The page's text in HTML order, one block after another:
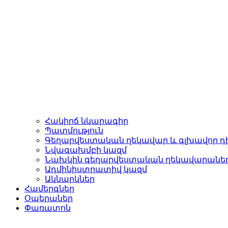
Հակիրճ նկարագիր
Պատմություն
Գեղարվեստական ղեկավար և գլխավոր
Նվագախմբի կազմ
Նախկին գեղարվեստական
Ադմինիստրատիվ կազմ
Ակնարկներ
Համերգներ
Օպերաներ
Փառատոն